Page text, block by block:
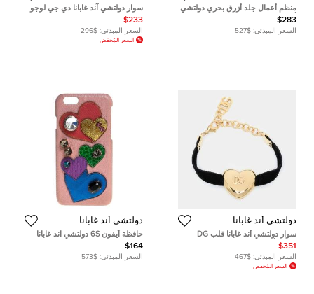
منظم أعمال جلد أزرق بحري دولتشي
أند غابانا
$283
السعر المبدئي: $527
سوار دولتشي آند غابانا دي جي لوجو
كريستال جلد وردي
$233
السعر المبدئي: $296
السعر المُخفض
دولتشي أند غابانا
سوار دولتشي أند غابانا قلب DG
مخمل أسود
$351
السعر المبدئي: $467
السعر المُخفض
دولتشي أند غابانا
حافظة آيفون 6S دولتشي اند غابانا
جلد مرصع قلب كريستال متعددة
الألوان
$164
السعر المبدئي: $573